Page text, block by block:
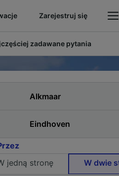
Zarejestruj się
zadawane pytania
jedną stronę
W dwie